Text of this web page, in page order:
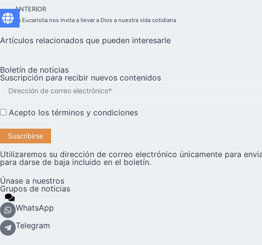
ANTERIOR
La Eucaristía nos invita a llevar a Dios a nuestra vida cotidiana
Artículos relacionados que pueden interesarle
Boletín de noticias
Suscripción para recibir nuevos contenidos
Acepto los términos y condiciones
Utilizaremos su dirección de correo electrónico únicamente para
para darse de baja incluido en el boletín.
Únase a nuestros
Grupos de noticias
WhatsApp
Telegram